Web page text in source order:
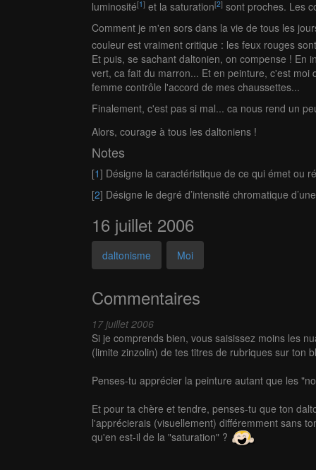
luminosité[1] et la saturation[2] sont proches. Les
Comment je m'en sors dans la vie de tous les
couleur est vraiment critique : les feux rouges
Et puis, se sachant daltonien, on compense ! En
vert, ca fait du marron... Et en peinture, c'est
femme contrôle l'accord de mes chaussettes...
Finalement, c'est pas si mal... ca nous rend un
Alors, courage à tous les daltoniens !
Notes
[1] Désigne la caractéristique de ce qui émet ou
[2] Désigne le degré d’intensité chromatique
16 juillet 2006
daltonisme Moi
Commentaires
17 juillet 2006
Si je comprends bien, vous saisissez moins les
(limite zinzolin) de tes titres de rubriques sur ton
Penses-tu apprécier la peinture autant que les
Et pour ta chère et tendre, penses-tu que ton
l'apprécierais (visuellement) différemment sans
qu'en est-il de la "saturation" ?